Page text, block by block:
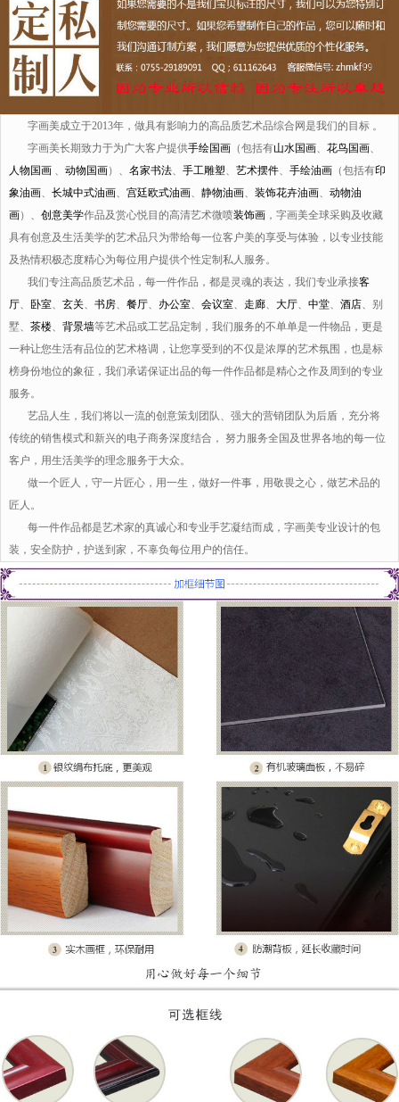
字画美成立于2013年，做具有影响力的高品质艺术品综合网是我们的目标 。
字画美长期致力于为广大客户提供手绘国画 （包括有山水国画、 花鸟国画、
人物国画 、 动物国画）、 名家书法、 手工雕塑、 艺术摆件、 手绘油画 （包括有印
象油画、 长城中式油画、 宫廷欧式油画、 静物油画、 装饰花卉油画、 动物油
画）、 创意美学作品及赏心悦目的高清艺术微喷装饰画 ，字画美全球采购及收藏
具有创意及生活美学的艺术品只为带给每一位客户美的享受与体验，以专业技能
及热情积极态度精心为每位用户提供个性定制私人服务。
我们专注高品质艺术品，每一件作品，都是灵魂的表达，我们专业承接客
厅、 卧室、 玄关、 书房、 餐厅、 办公室、 会议室、 走廊、 大厅、 中堂、 酒店、别
墅、 茶楼、 背景墙等艺术品或工艺品定制，我们服务的不单单是一件物品，更是
一种让您生活有品位的艺术格调，让您享受到的不仅是浓厚的艺术氛围，也是标
榜身份地位的象征，我们承诺保证出品的每一件作品都是精心之作及周到的专业
服务。
艺品人生，我们将以一流的创意策划团队、强大的营销团队为后盾，充分将
传统的销售模式和新兴的电子商务深度结合， 努力服务全国及世界各地的每一位
客户，用生活美学的理念服务于大众。
做一个匠人，守一片匠心，用一生，做好一件事，用敬畏之心，做艺术品的
匠人。
每一件作品都是艺术家的真诚心和专业手艺凝结而成，字画美专业设计的包
装，安全防护，护送到家，不辜负每位用户的信任。